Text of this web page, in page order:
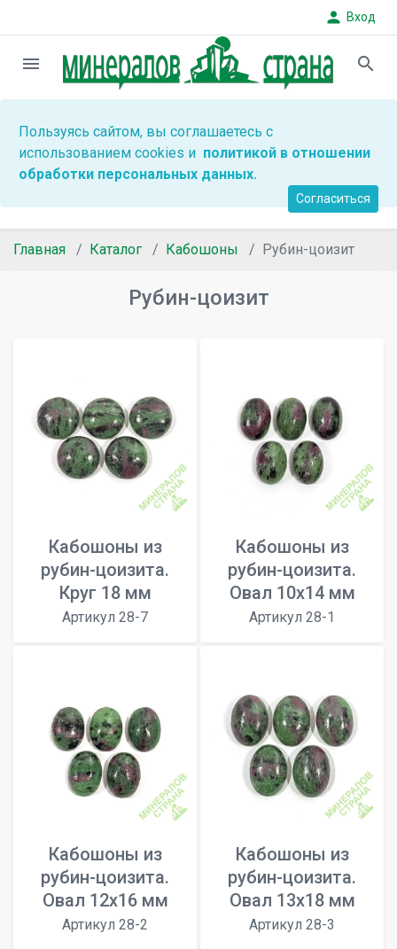
person Вход
menu search
Пользуясь сайтом, вы соглашаетесь с
использованием cookies и политикой в отношении
обработки персональных данных.
Согласиться
Главная Каталог Кабошоны Рубин-цоизит
Рубин-цоизит
Кабошоны из
рубин-цоизита.
Круг 18 мм
Артикул 28-7
Кабошоны из
рубин-цоизита.
Овал 10х14 мм
Артикул 28-1
Кабошоны из
рубин-цоизита.
Овал 12х16 мм
Артикул 28-2
Кабошоны из
рубин-цоизита.
Овал 13х18 мм
Артикул 28-3